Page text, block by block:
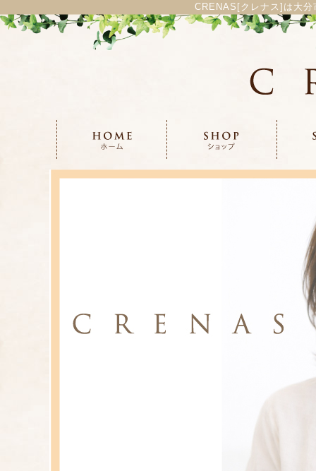
CRENAS[クレナス]は大